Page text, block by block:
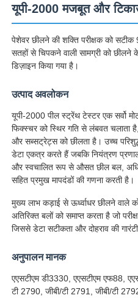
होम
उत्पाद
हमारे बारे में
यूपी-2000 मजबूत और
पेशेवर छीलने की शक्ति परीक्षक को सटीक
सतहों से चिपकने वाली सामग्री को
डिज़ाइन किया गया है।
उत्पाद अवलोकन
यूपी-2000 पील स्ट्रेंथ टेस्टर एक सर्वो
फिक्स्चर को स्थिर गति से लंबवत चलाता
और सब्सट्रेट्स को छीलता है। उच्च
डेटा एकत्र करते हैं जबकि नियंत्रण
और स्वचालित रूप से औसत छील बल,
सहित प्रमुख मापदंडों की गणना करती है।
मुख्य लाभ कड़ाई से ऊर्ध्वाधर छीलने वाले
अतिरिक्त बलों को समाप्त करता है जो
जिससे डेटा सटीकता और दोहराव की
अनुपालन मानक
एएसटीएम डी3330, एएसटीएम एफ88,
टी 2790, जीबी/टी 2791, जीबी/टी